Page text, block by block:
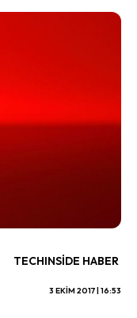
TECHINSIDE HABER
3 EKIM 2017 | 16:53